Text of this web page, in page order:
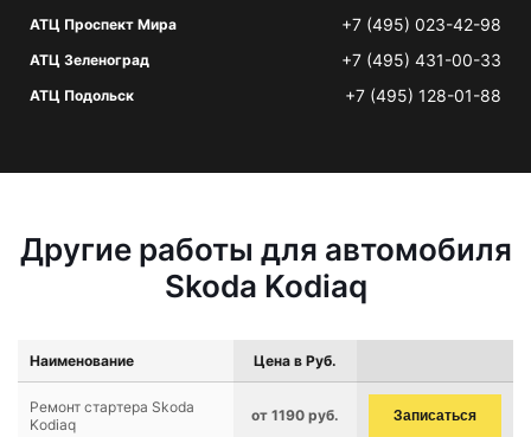
АТЦ Проспект Мира +7 (495) 023-42-98
АТЦ Зеленоград +7 (495) 431-00-33
АТЦ Подольск +7 (495) 128-01-88
Другие работы для автомобиля
Skoda Kodiaq
Наименование Цена в Руб.
Ремонт стартера Skoda
Kodiaq
от 1190 руб. Записаться